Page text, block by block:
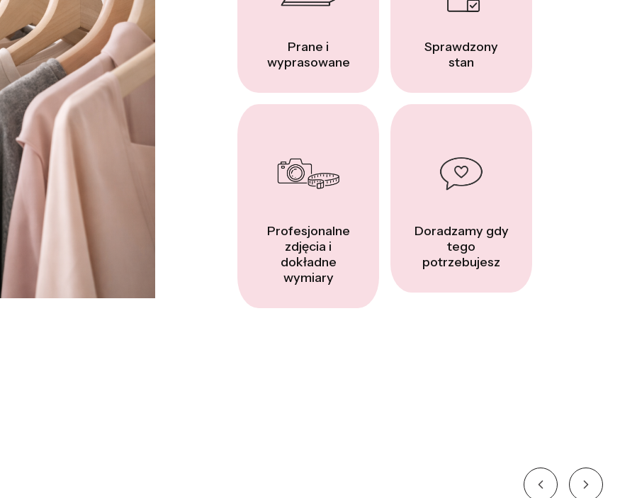
Prane i
wyprasowane
Sprawdzony
stan
Profesjonalne
zdjęcia i
dokładne
wymiary
Doradzamy gdy
tego
potrzebujesz